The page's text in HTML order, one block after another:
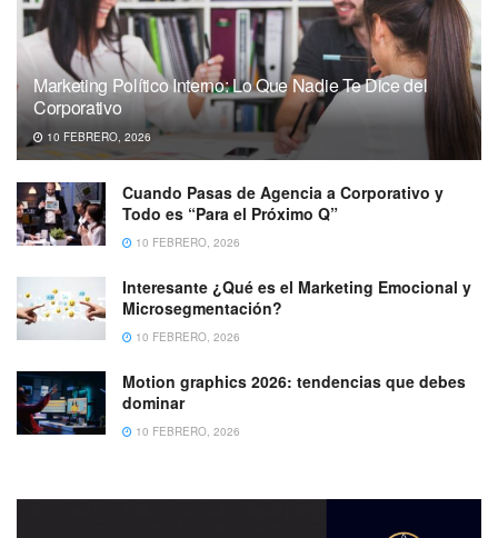
Marketing Político Interno: Lo Que Nadie Te Dice del
Corporativo
10 FEBRERO, 2026
Cuando Pasas de Agencia a Corporativo y
Todo es “Para el Próximo Q”
10 FEBRERO, 2026
Interesante ¿Qué es el Marketing Emocional y
Microsegmentación?
10 FEBRERO, 2026
Motion graphics 2026: tendencias que debes
dominar
10 FEBRERO, 2026